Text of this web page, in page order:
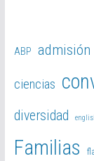
ABP admisión
ciencias
diversidad
Familias